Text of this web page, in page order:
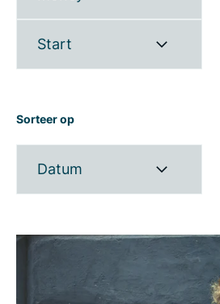
Start
Sorteer op
Datum